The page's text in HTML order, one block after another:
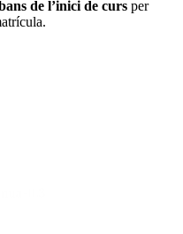
de l’inici de curs per